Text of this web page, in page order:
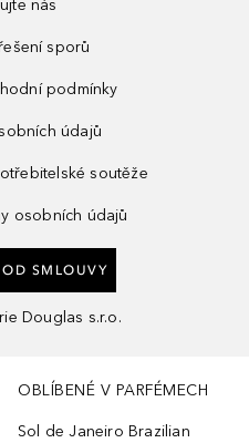
nás
sporů
podmínky
údajů
soutěže
osobních údajů
SMLOUVY
Douglas s.r.o.
OBLÍBENÉ V PARFÉMECH
Sol de Janeiro Brazilian